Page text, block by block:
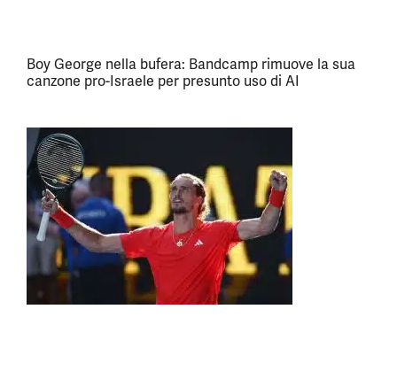
Boy George nella bufera: Bandcamp rimuove la sua
canzone pro-Israele per presunto uso di AI